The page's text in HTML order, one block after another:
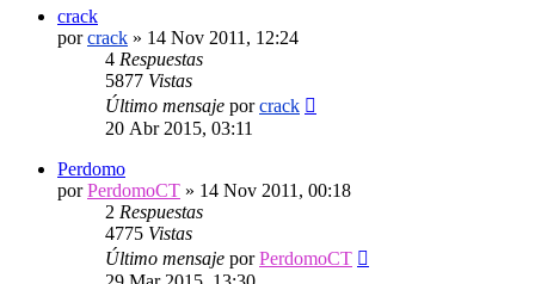
crack
porcrack » 14 Nov 2011, 12:24
4 Respuestas
5877 Vistas
Último mensaje porcrack
20 Abr 2015, 03:11
Perdomo
porPerdomoCT » 14 Nov 2011, 00:18
2 Respuestas
4775 Vistas
Último mensaje porPerdomoCT